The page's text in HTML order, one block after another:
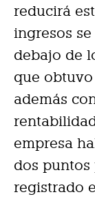
reducirá
ingresos
debajo de
que
además
empresa
dos puntos
registrado